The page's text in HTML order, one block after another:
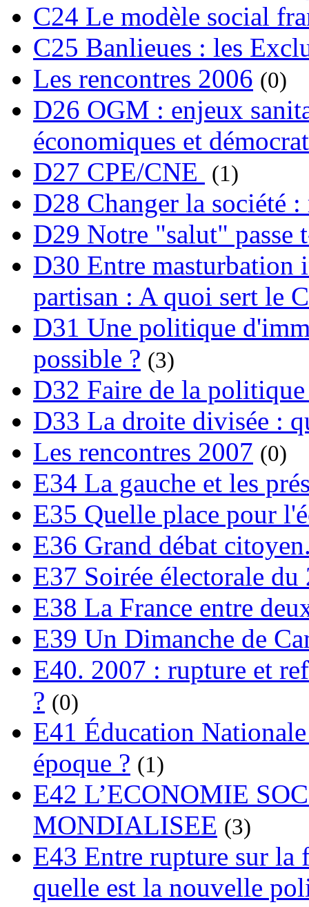
C24 Le modèle social
C25 Banlieues : les
Les rencontres 2006 (0)
D26 OGM : enjeux
économiques et
D27 CPE/CNE
(1)
D28 Changer la société
D29 Notre "salut" passe
D30 Entre masturbation
partisan : A quoi sert le
D31 Une politique
possible ? (3)
D32 Faire de la
D33 La droite divisée :
Les rencontres 2007 (0)
E34 La gauche et les
E35 Quelle place pour
E36 Grand débat
E37 Soirée électorale
E38 La France entre
E39 Un Dimanche de
E40. 2007 : rupture et
? (0)
E41 Éducation
époque ? (1)
E42 L’ECONOMIE
MONDIALISEE (3)
E43 Entre rupture sur
quelle est la nouvelle